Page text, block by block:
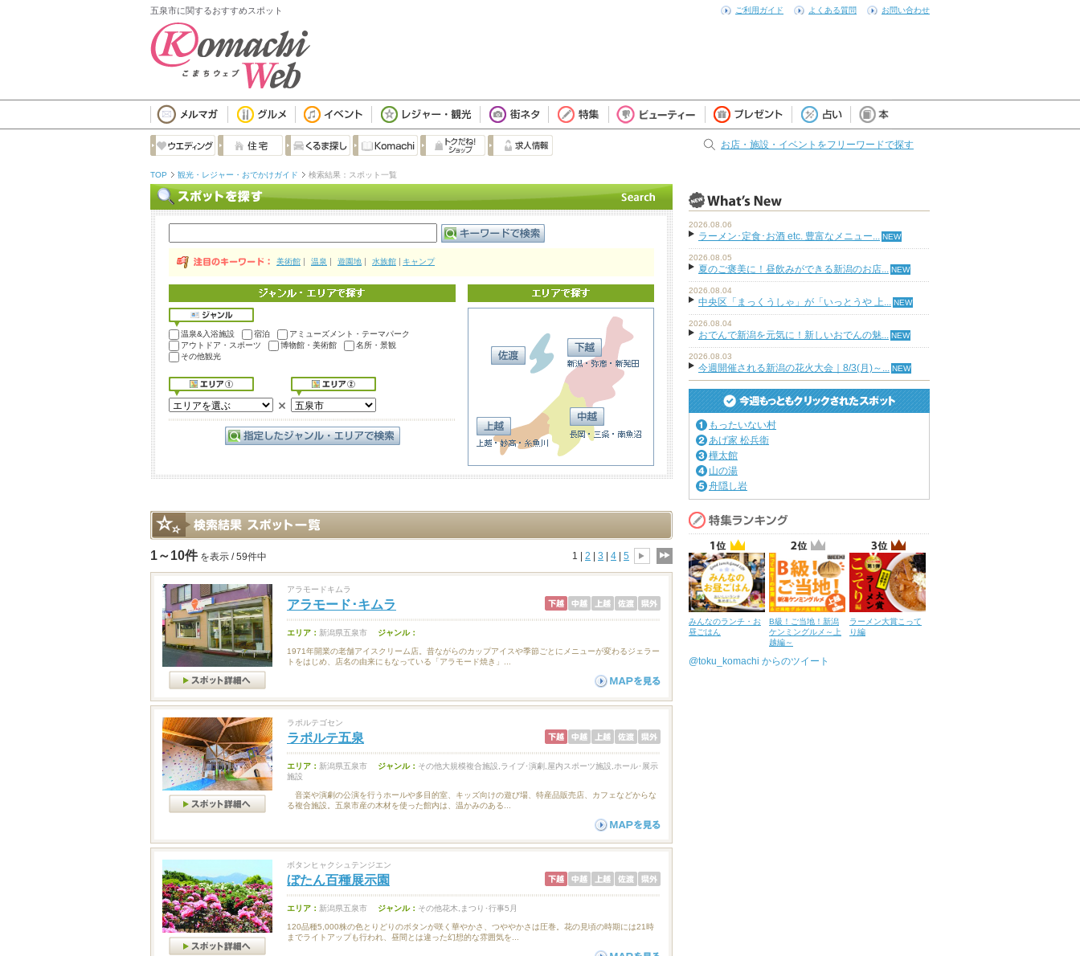
五泉市に関するおすすめスポット ご利用ガイド よくある質問 お問い合わせ
お店・施設・イベントをフリーワードで探す
TOP 観光・レジャー・おでかけガイド 検索結果：スポット一覧
美術館 温泉 遊園地 水族館 キャンプ
温泉&入浴施設 宿泊
アミューズメント・テーマパーク
アウトドア・スポーツ
博物館・美術館
名所・景観
その他観光
1～10件 を表示 / 59件中 1 | 2 3 4 5
アラモードキムラ
アラモード･キムラ
エリア： 新潟県五泉市 ジャンル：
1971年開業の老舗アイスクリーム店。昔ながらのカップアイスや季節ごとにメニューが変わるジェラー
トをはじめ、店名の由来にもなっている「アラモード焼き」...
ラポルテゴセン
ラポルテ五泉
エリア： 新潟県五泉市 ジャンル： その他大規模複合施設,ライブ･演劇,屋内スポーツ施設,ホール･展示
施設
音楽や演劇の公演を行うホールや多目的室、キッズ向けの遊び場、特産品販売店、カフェなどからな
る複合施設。五泉市産の木材を使った館内は、温かみのある...
ボタンヒャクシュテンジエン
ぼたん百種展示園
エリア： 新潟県五泉市 ジャンル： その他花木,まつり･行事5月
120品種5,000株の色とりどりのボタンが咲く華やかさ、つややかさは圧巻。花の見頃の時期には21時
までライトアップも行われ、昼間とは違った幻想的な雰囲気を...
2026.08.06
ラーメン･定食･お酒 etc. 豊富なメニュー...
2026.08.05
夏のご褒美に！昼飲みができる新潟のお店...
2026.08.04
中央区「まっくうしゃ」が「いっとうや 上...
2026.08.04
おでんで新潟を元気に！新しいおでんの魅...
2026.08.03
今週開催される新潟の花火大会｜8/3(月)～...
もったいない村
あげ家 松兵衛
樺太館
山の湯
舟隠し岩
みんなのランチ・お
昼ごはん
B級！ご当地！新潟
ケンミングルメ～上
越編～
ラーメン大賞こって
り編
@toku_komachi からのツイート